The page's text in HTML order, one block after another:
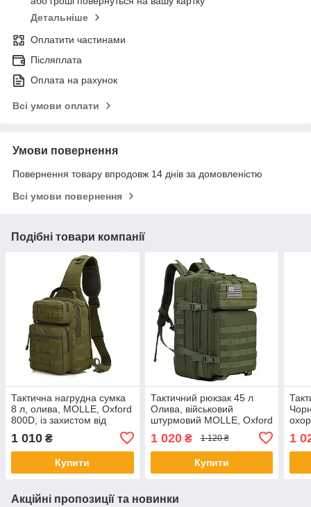
Детальніше
Оплатити частинами
Післяплата
Оплата на рахунок
Всі умови оплати
Умови повернення
Повернення товару впродовж 14 днів за домовленістю
Всі умови повернення
Подібні товари компанії
Тактична нагрудна сумка
8 л, олива, MOLLE, Oxford
800D, із захистом від
1 010 ₴
Купити
Тактичний рюкзак 45 л
Олива, військовий
штурмовий MOLLE, Oxford
1 020₴ 1 120 ₴
Купити
№2
1
Акційні пропозиції та новинки